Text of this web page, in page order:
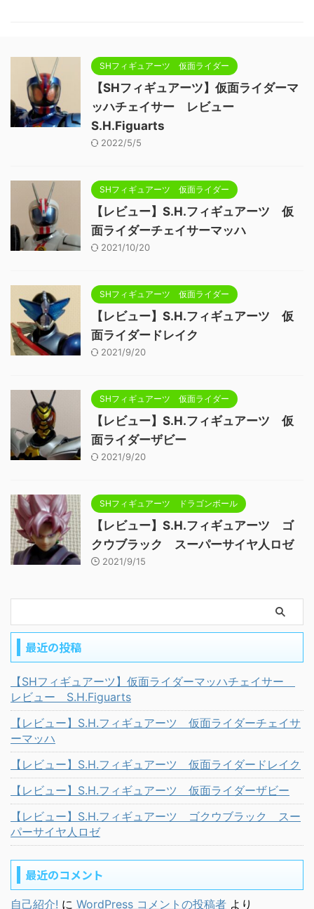
SHフィギュアーツ 仮面ライダー
【SHフィギュアーツ】仮面ライダーマ
ッハチェイサー レビュー
S.H.Figuarts
2022/5/5
SHフィギュアーツ 仮面ライダー
【レビュー】S.H.フィギュアーツ 仮
面ライダーチェイサーマッハ
2021/10/20
SHフィギュアーツ 仮面ライダー
【レビュー】S.H.フィギュアーツ 仮
面ライダードレイク
2021/9/20
SHフィギュアーツ 仮面ライダー
【レビュー】S.H.フィギュアーツ 仮
面ライダーザビー
2021/9/20
SHフィギュアーツ ドラゴンボール
【レビュー】S.H.フィギュアーツ ゴ
クウブラック スーパーサイヤ人ロゼ
2021/9/15
最近の投稿
【SHフィギュアーツ】仮面ライダーマッハチェイサー
レビュー S.H.Figuarts
【レビュー】S.H.フィギュアーツ 仮面ライダーチェイサ
ーマッハ
【レビュー】S.H.フィギュアーツ 仮面ライダードレイク
【レビュー】S.H.フィギュアーツ 仮面ライダーザビー
【レビュー】S.H.フィギュアーツ ゴクウブラック スー
パーサイヤ人ロゼ
最近のコメント
自己紹介! に WordPress コメントの投稿者 より